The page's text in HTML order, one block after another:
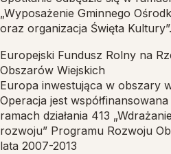
„Wyposażenie Gminnego
oraz organizacja Święta Kultury”.
Europejski Fundusz Rolny na
Obszarów Wiejskich
Europa inwestująca w obszary
Operacja jest
ramach działania 413
rozwoju” Programu Rozwoju
lata 2007-2013